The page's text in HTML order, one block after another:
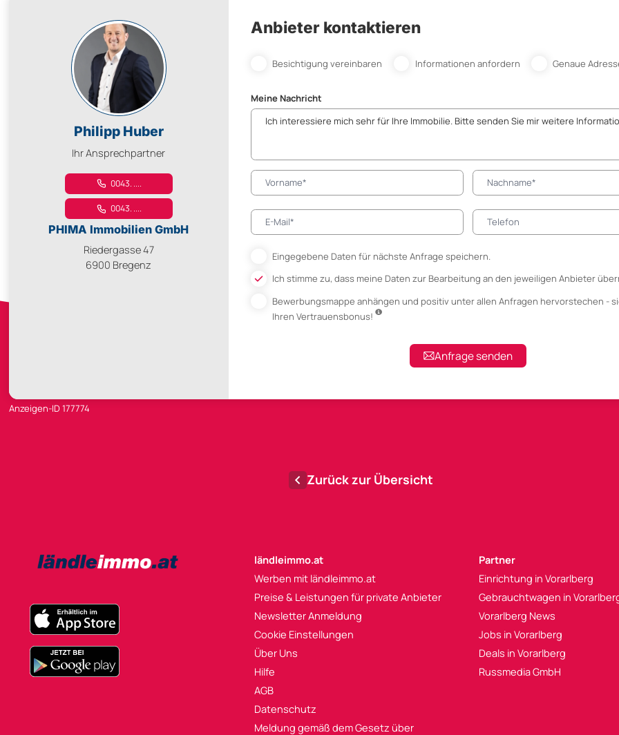
Philipp Huber
Ihr Ansprechpartner
0043. ....
0043. ....
PHIMA Immobilien GmbH
Riedergasse 47
6900 Bregenz
Anbieter kontaktieren
Besichtigung vereinbaren Informationen anfordern Genaue
Meine Nachricht
Eingegebene Daten für nächste Anfrage speichern.
Ich stimme zu, dass meine Daten zur Bearbeitung an den jeweiligen Anbieter
Bewerbungsmappe anhängenund positiv unter allen Anfragen hervorstechen -
Ihren Vertrauensbonus!
Anfrage senden
Anzeigen-ID 177774
Zurück zur Übersicht
ländleimmo.at
Werben mit ländleimmo.at
Preise & Leistungen für private Anbieter
Newsletter Anmeldung
Cookie Einstellungen
Über Uns
Hilfe
AGB
Datenschutz
Meldung gemäß dem Gesetz über
Partner
Einrichtung in Vorarlberg
Gebrauchtwagen in
Vorarlberg News
Jobs in Vorarlberg
Deals in Vorarlberg
Russmedia GmbH